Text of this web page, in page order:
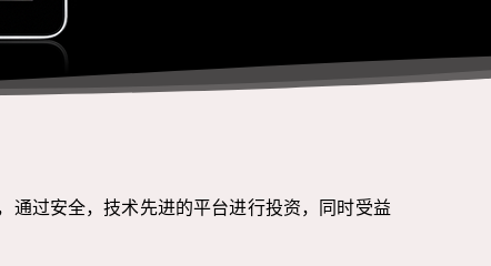
通过安全，技术先进的平台进行投资，同时受益